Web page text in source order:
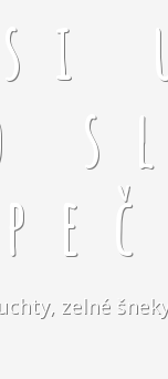
zelné